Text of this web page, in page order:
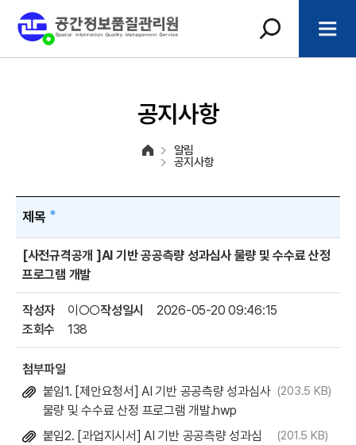
공지사항
알림
공지사항
제목
[사전규격공개 ]AI 기반 공공측량 성과심사 물량 및 수수료 산정
프로그램 개발
작성자 이○○작성일시
2026-05-20 09:46:15
조회수
138
첨부파일
붙임1. [제안요청서] AI 기반 공공측량 성과심사
물량 및 수수료 산정 프로그램 개발.hwp
(203.5 KB)
붙임2. [과업지시서] AI 기반 공공측량 성과심
(201.5 KB)